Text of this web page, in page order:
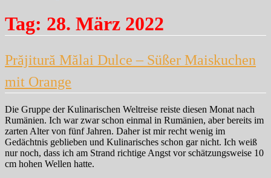
Tag: 28. März 2022
Prăjitură Mălai Dulce – Süßer Maiskuchen
mit Orange
Die Gruppe der Kulinarischen Weltreise reiste diesen Monat nach
Rumänien. Ich war zwar schon einmal in Rumänien, aber bereits im
zarten Alter von fünf Jahren. Daher ist mir recht wenig im
Gedächtnis geblieben und Kulinarisches schon gar nicht. Ich weiß
nur noch, dass ich am Strand richtige Angst vor schätzungsweise 10
cm hohen Wellen hatte.